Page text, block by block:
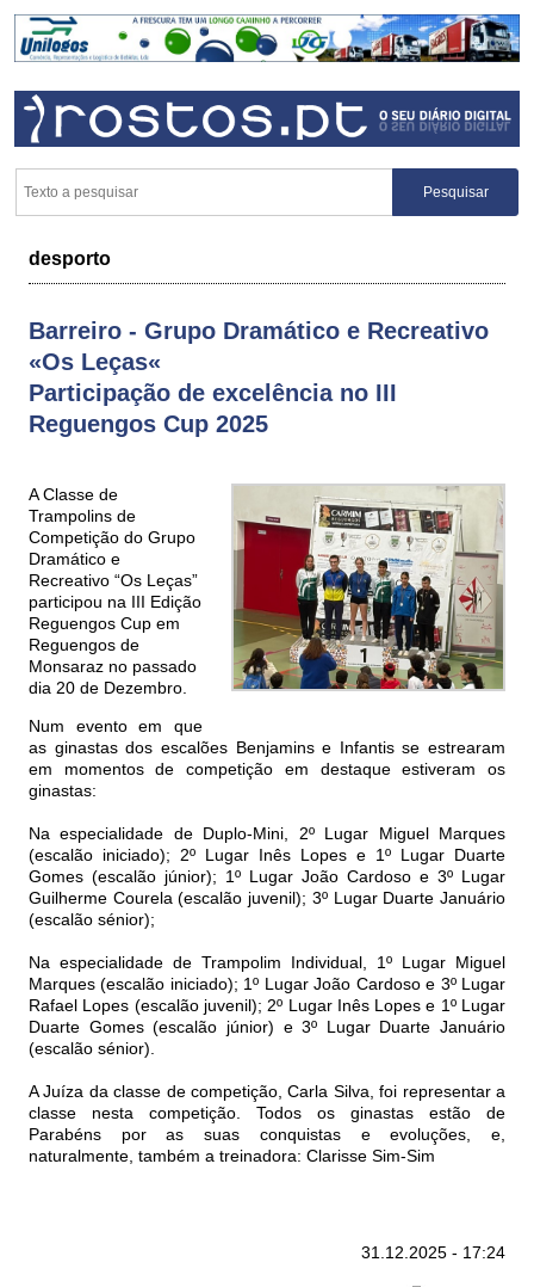
desporto
Barreiro - Grupo Dramático e Recreativo
«Os Leças«
Participação de excelência no III
Reguengos Cup 2025
A Classe de
Trampolins de
Competição do Grupo
Dramático e
Recreativo “Os Leças”
participou na III Edição
Reguengos Cup em
Reguengos de
Monsaraz no passado
dia 20 de Dezembro.
Num evento em que
as ginastas dos escalões Benjamins e Infantis se estrearam
em momentos de competição em destaque estiveram os
ginastas:
Na especialidade de Duplo-Mini, 2º Lugar Miguel Marques
(escalão iniciado); 2º Lugar Inês Lopes e 1º Lugar Duarte
Gomes (escalão júnior); 1º Lugar João Cardoso e 3º Lugar
Guilherme Courela (escalão juvenil); 3º Lugar Duarte Januário
(escalão sénior);
Na especialidade de Trampolim Individual, 1º Lugar Miguel
Marques (escalão iniciado); 1º Lugar João Cardoso e 3º Lugar
Rafael Lopes (escalão juvenil); 2º Lugar Inês Lopes e 1º Lugar
Duarte Gomes (escalão júnior) e 3º Lugar Duarte Januário
(escalão sénior).
A Juíza da classe de competição, Carla Silva, foi representar a
classe nesta competição. Todos os ginastas estão de
Parabéns por as suas conquistas e evoluções, e,
naturalmente, também a treinadora: Clarisse Sim-Sim
31.12.2025 - 17:24